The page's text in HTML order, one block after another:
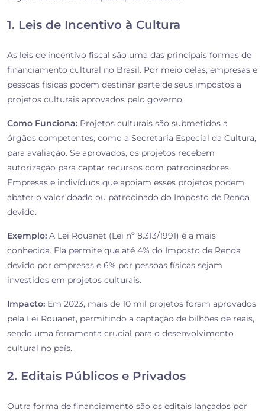
1. Leis de Incentivo à Cultura
As leis de incentivo fiscal são uma das principais formas de
financiamento cultural no Brasil. Por meio delas, empresas e
pessoas físicas podem destinar parte de seus impostos a
projetos culturais aprovados pelo governo.
Como Funciona: Projetos culturais são submetidos a
órgãos competentes, como a Secretaria Especial da Cultura,
para avaliação. Se aprovados, os projetos recebem
autorização para captar recursos com patrocinadores.
Empresas e indivíduos que apoiam esses projetos podem
abater o valor doado ou patrocinado do Imposto de Renda
devido.
Exemplo: A Lei Rouanet (Lei nº 8.313/1991) é a mais
conhecida. Ela permite que até 4% do Imposto de Renda
devido por empresas e 6% por pessoas físicas sejam
investidos em projetos culturais.
Impacto: Em 2023, mais de 10 mil projetos foram aprovados
pela Lei Rouanet, permitindo a captação de bilhões de reais,
sendo uma ferramenta crucial para o desenvolvimento
cultural no país.
2. Editais Públicos e Privados
Outra forma de financiamento são os editais lançados por